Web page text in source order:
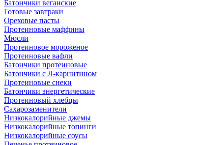
Батончики веганские
Готовые завтраки
Ореховые пасты
Протеиновые маффины
Мюсли
Протеиновое мороженое
Протеиновые вафли
Батончики протеиновые
Батончики с Л-карнитином
Протеиновые снеки
Батончики энергетические
Протеиновый хлебцы
Сахарозаменители
Низкокалорийные джемы
Низкокалорийные топинги
Низкокалорийные соусы